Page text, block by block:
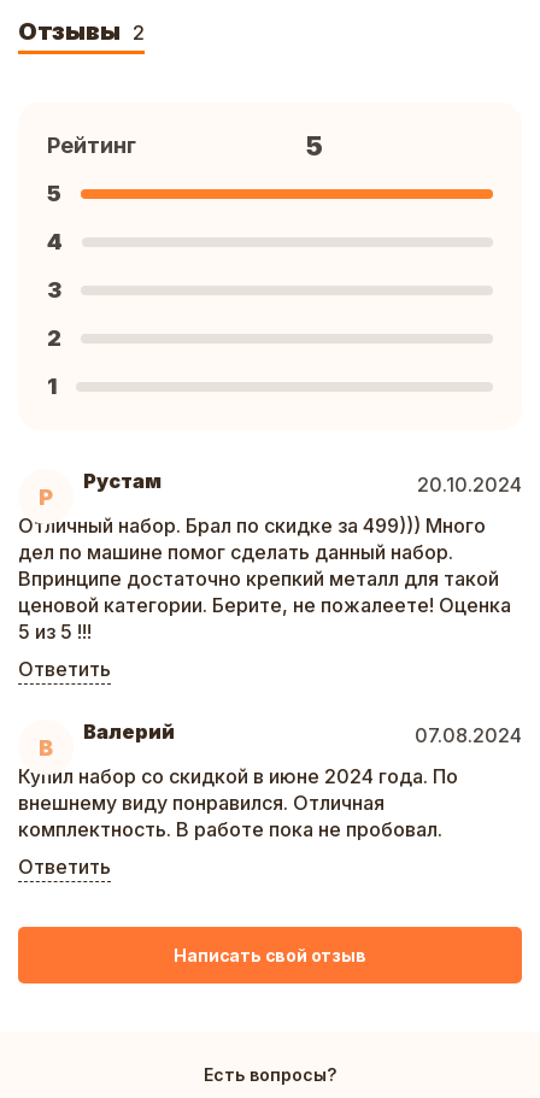
Отзывы 2
Р
Рустам
20.10.2024
Отличный набор. Брал по скидке за 499))) Много
дел по машине помог сделать данный набор.
Впринципе достаточно крепкий металл для такой
ценовой категории. Берите, не пожалеете! Оценка
5 из 5 !!!
Ответить
В
Валерий
07.08.2024
Купил набор со скидкой в июне 2024 года. По
внешнему виду понравился. Отличная
комплектность. В работе пока не пробовал.
Ответить
Рейтинг 5
5
4
3
2
1
Написать свой отзыв
Есть вопросы?